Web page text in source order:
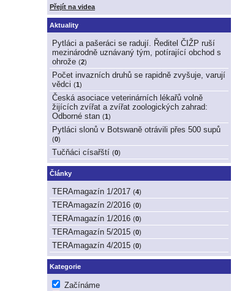
Přejít na videa
Aktuality
Pytláci a pašeráci se radují. Ředitel ČIŽP ruší
mezinárodně uznávaný tým, potírající obchod s
ohrože (2)
Počet invazních druhů se rapidně zvyšuje, varují
vědci (1)
Česká asociace veterinárních lékařů volně
žijících zvířat a zvířat zoologických zahrad:
Odborné stan (1)
Pytláci slonů v Botswaně otrávili přes 500 supů
(0)
Tučňáci císařští (0)
Články
TERAmagazín 1/2017 (4)
TERAmagazín 2/2016 (0)
TERAmagazín 1/2016 (0)
TERAmagazín 5/2015 (0)
TERAmagazín 4/2015 (0)
Kategorie
Začínáme